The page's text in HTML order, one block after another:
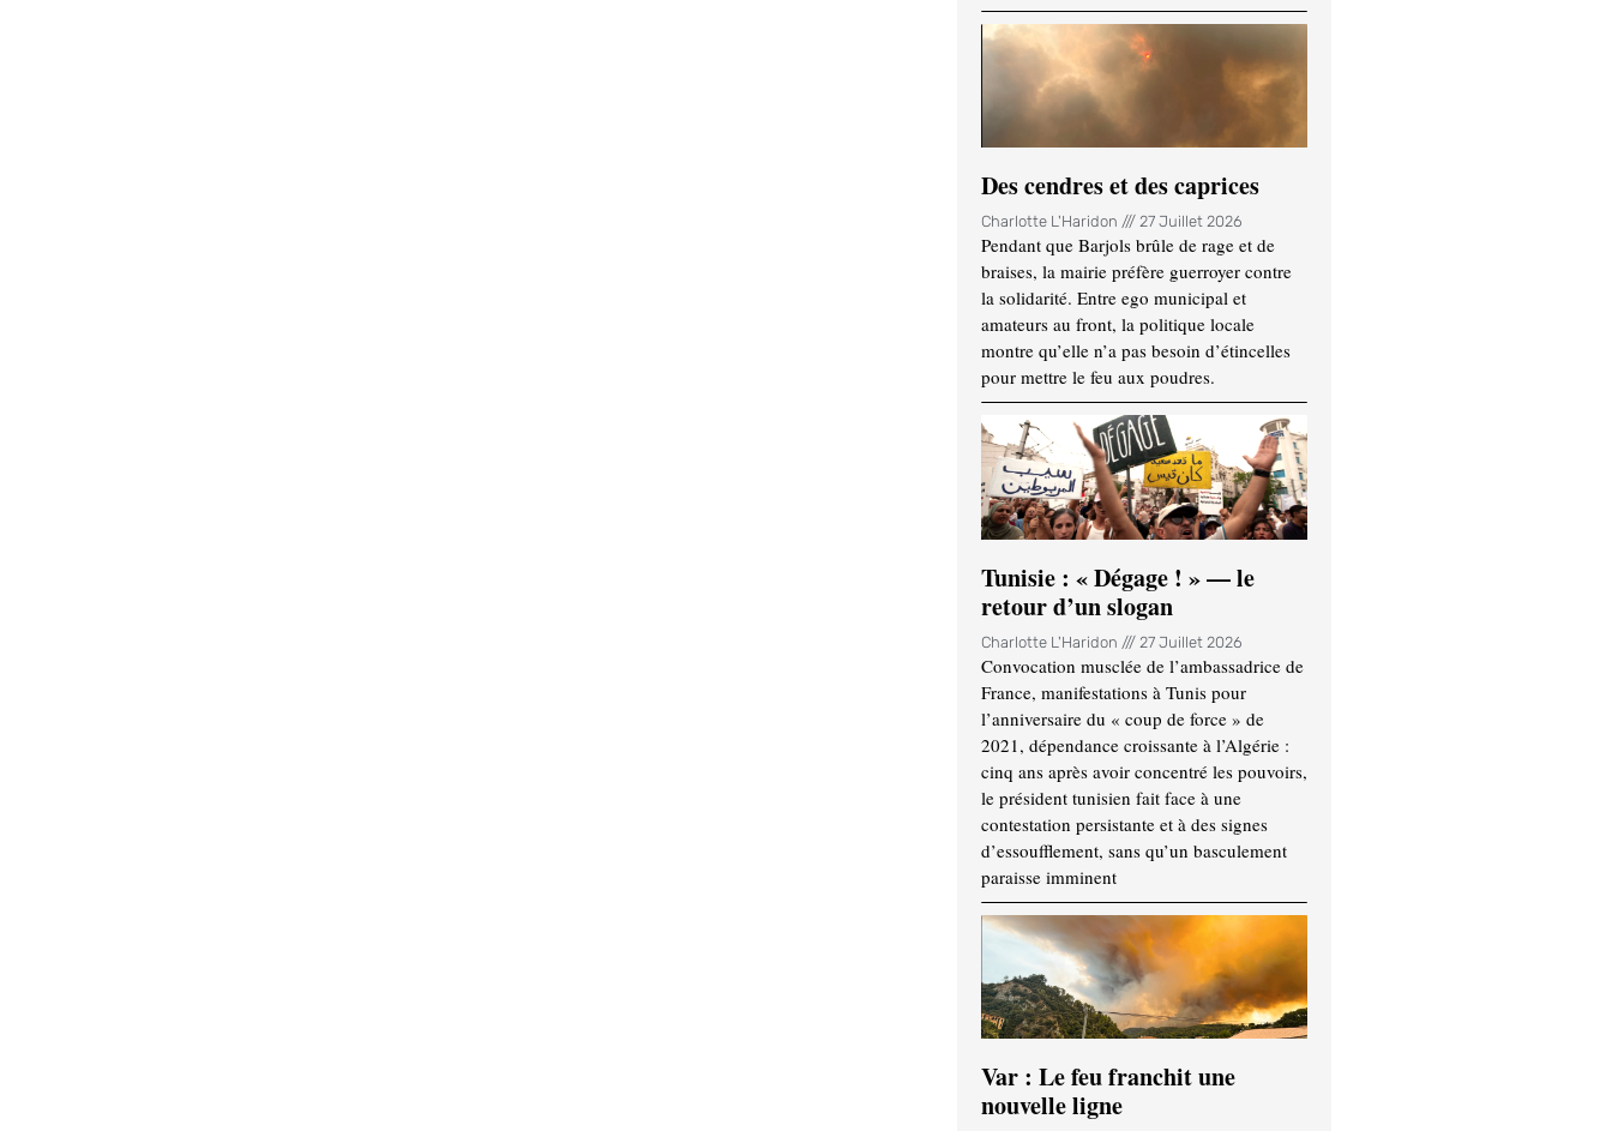
Des cendres et des caprices
Charlotte L'Haridon 27 Juillet 2026
Pendant que Barjols brûle de rage et de
braises, la mairie préfère guerroyer contre
la solidarité. Entre ego municipal et
amateurs au front, la politique locale
montre qu’elle n’a pas besoin d’étincelles
pour mettre le feu aux poudres.
Tunisie : « Dégage ! » — le
retour d’un slogan
Charlotte L'Haridon 27 Juillet 2026
Convocation musclée de l’ambassadrice de
France, manifestations à Tunis pour
l’anniversaire du « coup de force » de
2021, dépendance croissante à l’Algérie :
cinq ans après avoir concentré les pouvoirs,
le président tunisien fait face à une
contestation persistante et à des signes
d’essoufflement, sans qu’un basculement
paraisse imminent
Var : Le feu franchit une
nouvelle ligne